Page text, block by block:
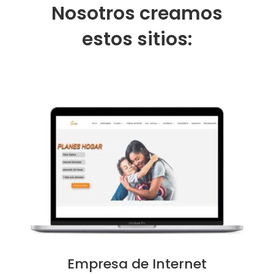
Nosotros creamos
estos sitios:
Empresa de Internet